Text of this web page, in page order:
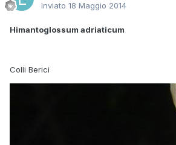
Inviato 18 Maggio 2014
Himantoglossum adriaticum
Colli Berici